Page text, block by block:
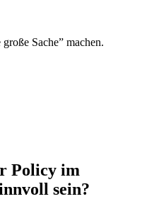
Sache” machen.
Policy im
sein?